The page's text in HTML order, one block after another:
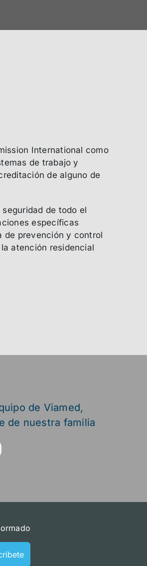
International como
de trabajo y
de alguno de
de todo el
específicas
de prevención y control
atención residencial
de Viamed,
de nuestra familia